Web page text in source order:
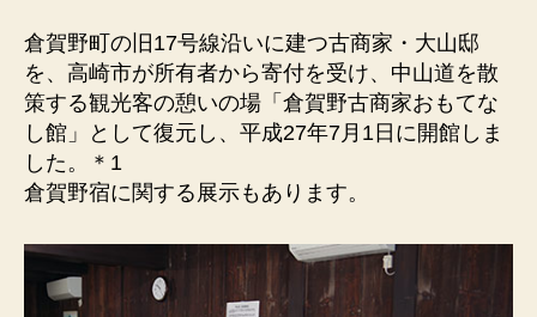
展
示
も
あ
ま
の
倉賀野町の旧17号線沿いに建つ古商家・大山邸
を、高崎市が所有者から寄付を受け、中山道を散
策する観光客の憩いの場「倉賀野古商家おもてな
し館」として復元し、平成27年7月1日に開館しま
した。＊1
倉賀野宿に関する展示もあります。